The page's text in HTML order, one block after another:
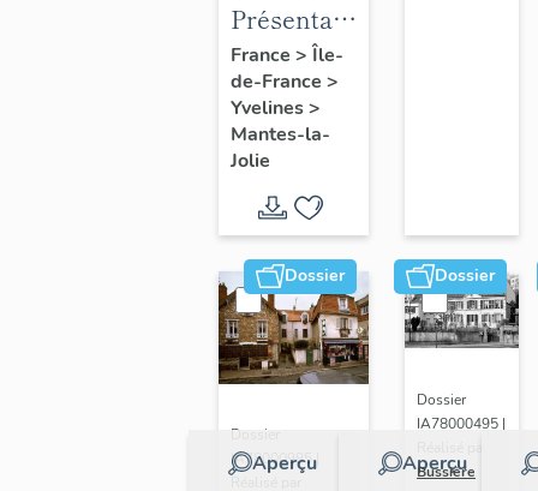
Présentation
de l'étude
France > Île-
de-France >
Yvelines>
Mantes-la-
Jolie
Dossier
Aperçu
Dossier
IA78000985 |
Dossier
Aperçu
Dossier
IA78000495 |
Bussière